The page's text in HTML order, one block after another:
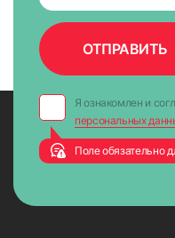
Я ознакомлен и
персональных
Поле обязательно